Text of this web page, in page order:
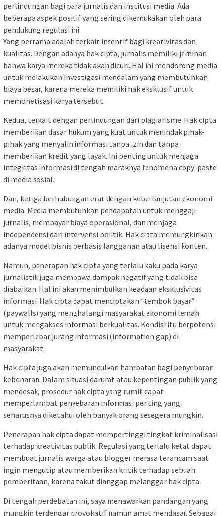
perlindungan bagi para jurnalis dan institusi media. Ada
beberapa aspek positif yang sering dikemukakan oleh para
pendukung regulasi ini
Yang pertama adalah terkait insentif bagi kreativitas dan
kualitas. Dengan adanya hak cipta, jurnalis memiliki jaminan
bahwa karya mereka tidak akan dicuri. Hal ini mendorong media
untuk melakukan investigasi mendalam yang membutuhkan
biaya besar, karena mereka memiliki hak eksklusif untuk
memonetisasi karya tersebut.
Kedua, terkait dengan perlindungan dari plagiarisme. Hak cipta
memberikan dasar hukum yang kuat untuk menindak pihak-
pihak yang menyalin informasi tanpa izin dan tanpa
memberikan kredit yang layak. Ini penting untuk menjaga
integritas informasi di tengah maraknya fenomena copy-paste
di media sosial.
Dan, ketiga berhubungan erat dengan keberlanjutan ekonomi
media. Media membutuhkan pendapatan untuk menggaji
jurnalis, membayar biaya operasional, dan menjaga
independensi dari intervensi politik. Hak cipta memungkinkan
adanya model bisnis berbasis langganan atau lisensi konten.
Namun, penerapan hak cipta yang terlalu kaku pada karya
jurnalistik juga membawa dampak negatif yang tidak bisa
diabaikan. Hal ini akan menimbulkan keadaan eksklusivitas
informasi: Hak cipta dapat menciptakan “tembok bayar”
(paywalls) yang menghalangi masyarakat ekonomi lemah
untuk mengakses informasi berkualitas. Kondisi itu berpotensi
memperlebar jurang informasi (information gap) di
masyarakat.
Hak cipta juga akan memunculkan hambatan bagi penyebaran
kebenaran. Dalam situasi darurat atau kepentingan publik yang
mendesak, prosedur hak cipta yang rumit dapat
memperlambat penyebaran informasi penting yang
seharusnya diketahui oleh banyak orang sesegera mungkin.
Penerapan hak cipta dapat mempertinggi tingkat kriminalisasi
terhadap kreativitas publik. Regulasi yang terlalu ketat dapat
membuat jurnalis warga atau blogger merasa terancam saat
ingin mengutip atau memberikan kritik terhadap sebuah
pemberitaan, karena takut dianggap melanggar hak cipta.
Di tengah perdebatan ini, saya menawarkan pandangan yang
mungkin terdengar provokatif namun amat mendasar. Sebagai